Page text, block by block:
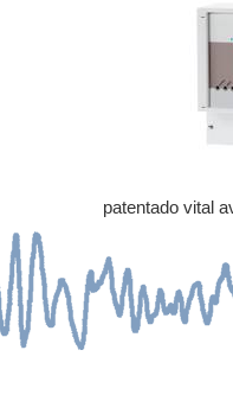
patentado vital